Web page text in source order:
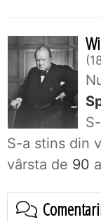
S-a stins din
vârsta de 90